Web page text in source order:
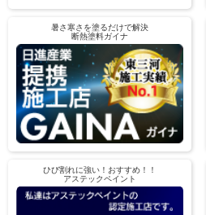
暑さ寒さを塗るだけで解決
断熱塗料ガイナ
ひび割れに強い！おすすめ！！
アステックペイント